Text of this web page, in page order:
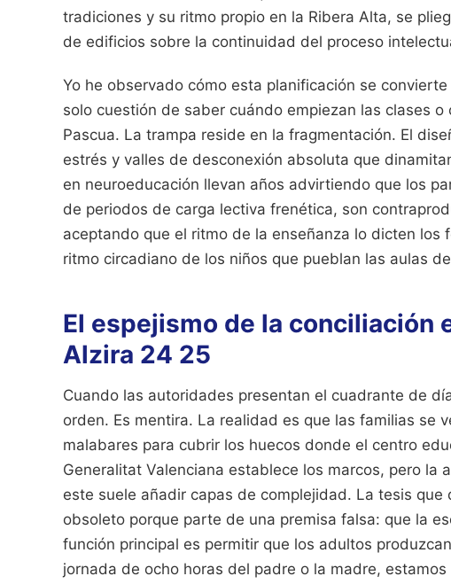
tradiciones y su ritmo propio en la Ribera Alta, se
de edificios sobre la continuidad del proceso
Yo he observado cómo esta planificación se
solo cuestión de saber cuándo empiezan las clases
Pascua. La trampa reside en la fragmentación. El
estrés y valles de desconexión absoluta que
en neuroeducación llevan años advirtiendo que los
de periodos de carga lectiva frenética, son
aceptando que el ritmo de la enseñanza lo dicten los
ritmo circadiano de los niños que pueblan las aulas
El espejismo de la conciliación
Alzira 24 25
Cuando las autoridades presentan el cuadrante de
orden. Es mentira. La realidad es que las familias se
malabares para cubrir los huecos donde el centro
Generalitat Valenciana establece los marcos, pero la
este suele añadir capas de complejidad. La tesis
obsoleto porque parte de una premisa falsa: que la
función principal es permitir que los adultos
jornada de ocho horas del padre o la madre,